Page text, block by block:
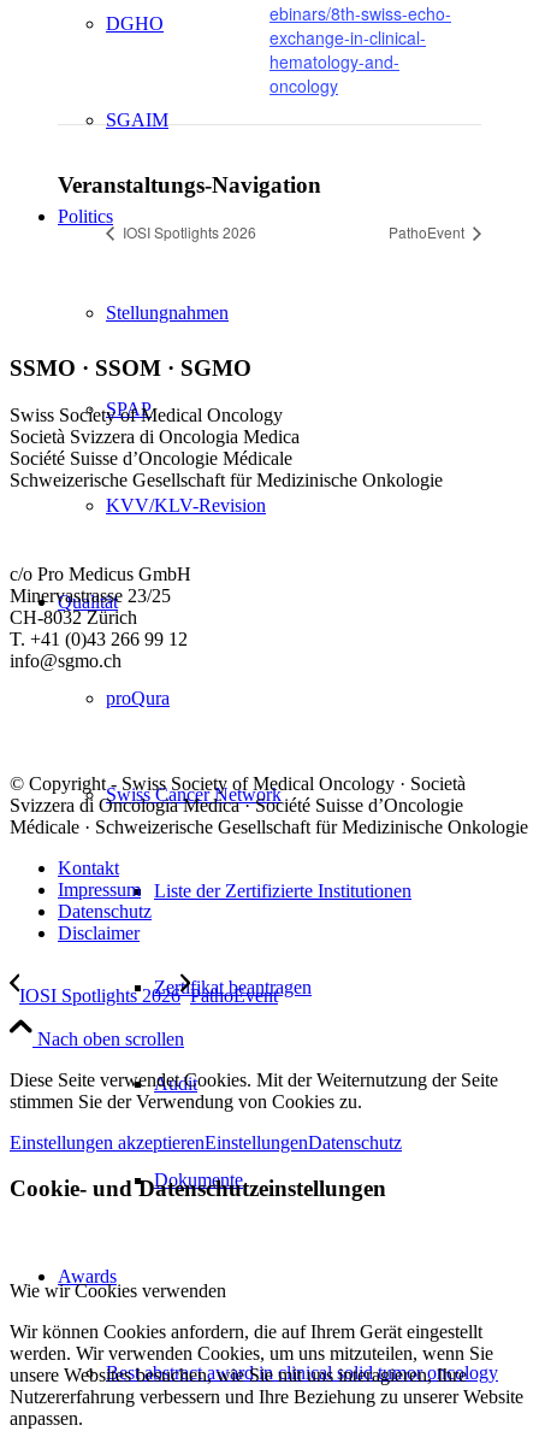
DGHO
SGAIM
Politics
Stellungnahmen
SPAP
KVV/KLV-Revision
Qualität
proQura
Swiss Cancer Network
Liste der Zertifizierte Institutionen
Zertifikat beantragen
Audit
Dokumente
Awards
Best abstract award in clinical solid tumor oncology
ebinars/8th-swiss-echo-
exchange-in-clinical-
hematology-and-
oncology
Veranstaltungs-Navigation
IOSI Spotlights 2026 PathoEvent
SSMO · SSOM · SGMO
Swiss Society of Medical Oncology
Società Svizzera di Oncologia Medica
Société Suisse d’Oncologie Médicale
Schweizerische Gesellschaft für Medizinische Onkologie
c/o Pro Medicus GmbH
Minervastrasse 23/25
CH-8032 Zürich
T. +41 (0)43 266 99 12
info@sgmo.ch
© Copyright - Swiss Society of Medical Oncology · Società
Svizzera di Oncologia Medica · Société Suisse d’Oncologie
Médicale · Schweizerische Gesellschaft für Medizinische Onkologie
Kontakt
Impressum
Datenschutz
Disclaimer
IOSI Spotlights 2026 PathoEvent
Nach oben scrollen
Diese Seite verwendet Cookies. Mit der Weiternutzung der Seite
stimmen Sie der Verwendung von Cookies zu.
Einstellungen akzeptierenEinstellungenDatenschutz
Cookie- und Datenschutzeinstellungen
Wie wir Cookies verwenden
Wir können Cookies anfordern, die auf Ihrem Gerät eingestellt
werden. Wir verwenden Cookies, um uns mitzuteilen, wenn Sie
unsere Websites besuchen, wie Sie mit uns interagieren, Ihre
Nutzererfahrung verbessern und Ihre Beziehung zu unserer Website
anpassen.